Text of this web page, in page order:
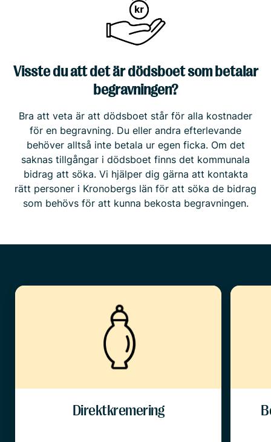
Visste du att det är dödsboet som betalar
begravningen?
Bra att veta är att dödsboet står för alla kostnader
för en begravning. Du eller andra efterlevande
behöver alltså inte betala ur egen ficka. Om det
saknas tillgångar i dödsboet finns det kommunala
bidrag att söka. Vi hjälper dig gärna att kontakta
rätt personer i Kronobergs län för att söka de bidrag
som behövs för att kunna bekosta begravningen.
Direktkremering